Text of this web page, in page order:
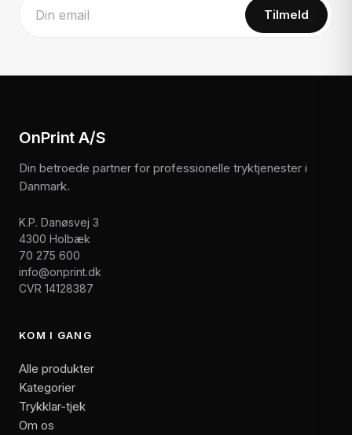
Tilmeld
OnPrint A/S
Din betroede partner for professionelle tryktjenester i
Danmark.
K.P. Danøsvej 3
4300 Holbæk
70 275 600
info@onprint.dk
CVR 14128387
KOM I GANG
Alle produkter
Kategorier
Trykklar-tjek
Om os